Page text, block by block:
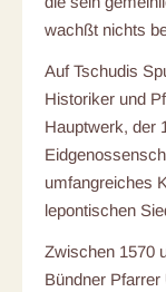
wachßt nichts
Auf Tschudis
Historiker und
Hauptwerk, der
umfangreiches
lepontischen
Zwischen 1570
Bündner Pfarrer